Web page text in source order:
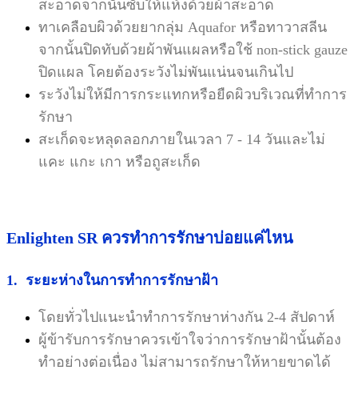
สะอาดจากนั้นซับให้แห้งด้วยผ้าสะอาด
ทาเคลือบผิวด้วยยากลุ่ม Aquafor หรือทาวาสลีน
จากนั้นปิดทับด้วยผ้าพันแผลหรือใช้ non-stick gauze
ปิดแผล โคยต้องระวังไม่พันแน่นจนเกินไป
ระวังไม่ให้มีการกระแทกหรือยืดผิวบริเวณที่ทำการ
รักษา
สะเก็ดจะหลุดลอกภายในเวลา 7 - 14 วันและไม่
แคะ แกะ เกา หรือถูสะเก็ด
Enlighten SR ควรทำการรักษาบ่อยแค่ไหน
1. ระยะห่างในการทำการรักษาฝ้า
โดยทั่วไปแนะนำทำการรักษาห่างกัน 2-4 สัปดาห์
ผู้ข้ารับการรักษาควรเข้าใจว่าการรักษาฝ้านั้นต้อง
ทำอย่างต่อเนื่อง ไม่สามารถรักษาให้หายขาดได้